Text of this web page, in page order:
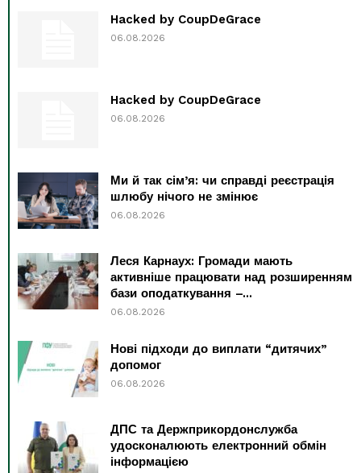
Hacked by CoupDeGrace
06.08.2026
Hacked by CoupDeGrace
06.08.2026
Ми й так сім’я: чи справді реєстрація
шлюбу нічого не змінює
06.08.2026
Леся Карнаух: Громади мають
активніше працювати над розширенням
бази оподаткування –...
06.08.2026
Нові підходи до виплати “дитячих”
допомог
06.08.2026
ДПС та Держприкордонслужба
удосконалюють електронний обмін
інформацією